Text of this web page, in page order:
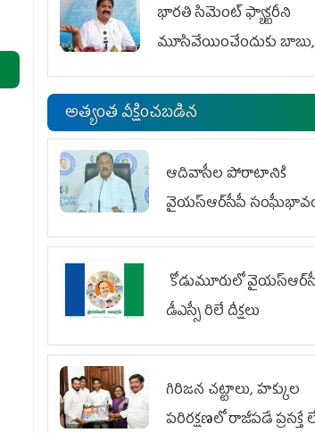
భారతి సిమెంట్ ఫ్యాక్టరీని
మూసివేయించేందుకు బాబు,
కుట్ర
అత్యంత వీక్షించబడిన
ఆదివాసీల పోరాటానికి
వైయ‌స్ఆర్‌సీపీ
కోడుమూరులో
డీఎస్సీ రిలే దీక్షలు
గిరిజన చట్టాలు, హక్కుల
పరిరక్షణలో రాజీపడే ప్రసక్తే